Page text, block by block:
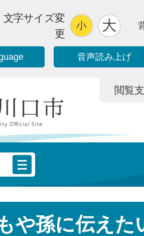
文字サイズ変
更
音声読み上げ
閲覧
や孫に伝えた